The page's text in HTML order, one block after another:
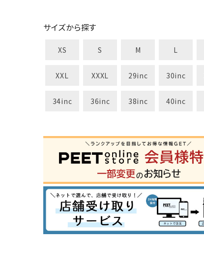
サイズから探す
XS S M L
XXL XXXL 29inc 30inc
34inc 36inc 38inc 40inc